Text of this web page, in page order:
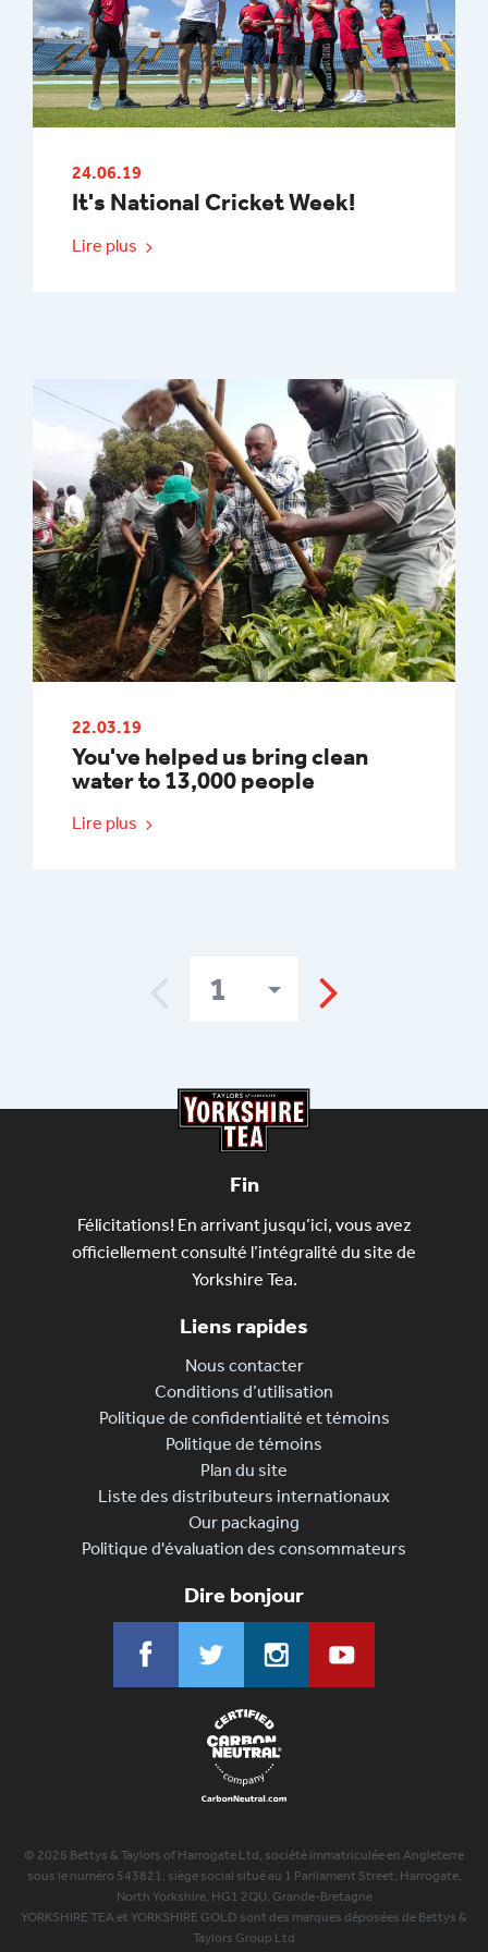
24.06.19
It's National Cricket Week!
Lire plus
22.03.19
You've helped us bring clean
water to 13,000 people
Lire plus
1
Fin
Félicitations! En arrivant jusqu’ici, vous avez
officiellement consulté l’intégralité du site de
Yorkshire Tea.
Liens rapides
Nous contacter
Conditions d’utilisation
Politique de confidentialité et témoins
Politique de témoins
Plan du site
Liste des distributeurs internationaux
Our packaging
Politique d'évaluation des consommateurs
Dire bonjour
© 2026 Bettys & Taylors of Harrogate Ltd, société immatriculée en Angleterre
sous le numéro 543821, siège social situé au 1 Parliament Street, Harrogate,
North Yorkshire, HG1 2QU, Grande-Bretagne
YORKSHIRE TEA et YORKSHIRE GOLD sont des marques déposées de Bettys &
Taylors Group Ltd